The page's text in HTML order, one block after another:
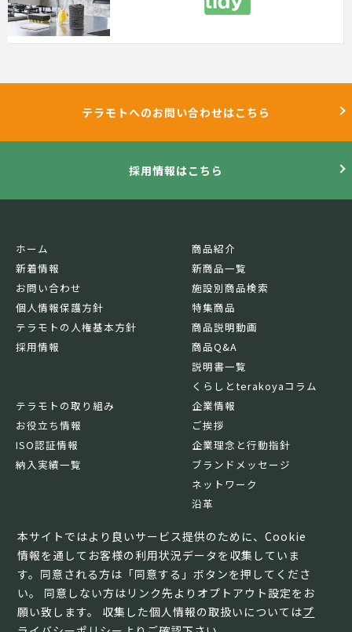
本サイトではより良いサービス提供のために、Cookie
情報を通してお客様の利用状況データを収集していま
す。同意される方は「同意する」ボタンを押してくださ
い。 同意しない方はリンク先よりオプトアウト設定をお
願い致します。 収集した個人情報の取扱いについてはプ
テラモトへのお問い合わせはこちら
採用情報はこちら
ホーム
新着情報
お問い合わせ
個人情報保護方針
テラモトの人権基本方針
採用情報
商品紹介
新商品一覧
施設別商品検索
特集商品
商品説明動画
商品Q&A
説明書一覧
くらしとterakoyaコラム
テラモトの取り組み
お役立ち情報
ISO認証情報
納入実績一覧
企業情報
ご挨拶
企業理念と行動指針
ブランドメッセージ
ネットワーク
沿革